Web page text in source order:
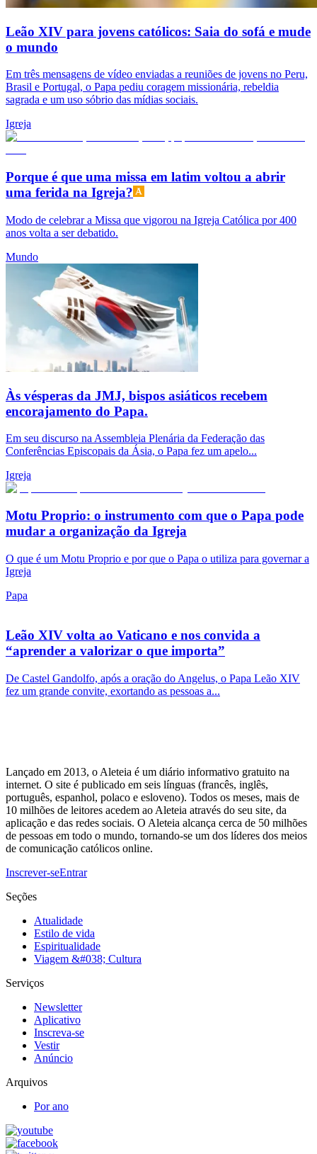
Leão XIV para jovens católicos: Saia do sofá e mude
o mundo
Em três mensagens de vídeo enviadas a reuniões de jovens no Peru,
Brasil e Portugal, o Papa pediu coragem missionária, rebeldia
sagrada e um uso sóbrio das mídias sociais.
Igreja
Porque é que uma missa em latim voltou a abrir
uma ferida na Igreja?
Modo de celebrar a Missa que vigorou na Igreja Católica por 400
anos volta a ser debatido.
Mundo
Às vésperas da JMJ, bispos asiáticos recebem
encorajamento do Papa.
Em seu discurso na Assembleia Plenária da Federação das
Conferências Episcopais da Ásia, o Papa fez um apelo...
Igreja
Motu Proprio: o instrumento com que o Papa pode
mudar a organização da Igreja
O que é um Motu Proprio e por que o Papa o utiliza para governar a
Igreja
Papa
Leão XIV volta ao Vaticano e nos convida a
“aprender a valorizar o que importa”
De Castel Gandolfo, após a oração do Angelus, o Papa Leão XIV
fez um grande convite, exortando as pessoas a...
Lançado em 2013, o Aleteia é um diário informativo gratuito na
internet. O site é publicado em seis línguas (francês, inglês,
português, espanhol, polaco e esloveno). Todos os meses, mais de
10 milhões de leitores acedem ao Aleteia através do seu site, da
aplicação e das redes sociais. O Aleteia alcança cerca de 50 milhões
de pessoas em todo o mundo, tornando-se um dos líderes dos meios
de comunicação católicos online.
Inscrever-seEntrar
Seções
Atualidade
Estilo de vida
Espiritualidade
Viagem &#038; Cultura
Serviços
Newsletter
Aplicativo
Inscreva-se
Vestir
Anúncio
Arquivos
Por ano